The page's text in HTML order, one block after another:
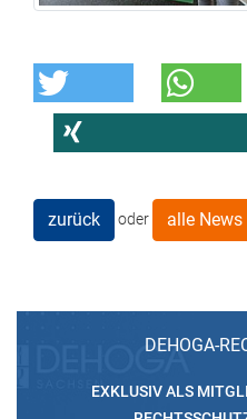
zurück oder alle
DEHOGA-
EXKLUSIV ALS